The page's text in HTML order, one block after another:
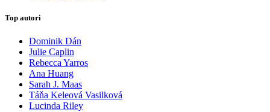
Top autori
Dominik Dán
Julie Caplin
Rebecca Yarros
Ana Huang
Sarah J. Maas
Táňa Keleová Vasilková
Lucinda Riley